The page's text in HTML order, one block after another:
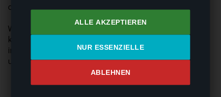
ALLE AKZEPTIEREN
NUR ESSENZIELLE
ABLEHNEN
operativer Reaktionsfähigkeit.
Wir verstehen diese Vermittlungstätigkeit nicht als
klassisches Handelsgeschäft, sondern als Teil eines
industrieorientierten Gesamtverständnisses stabiler
und resilienter globaler Supply Chains.